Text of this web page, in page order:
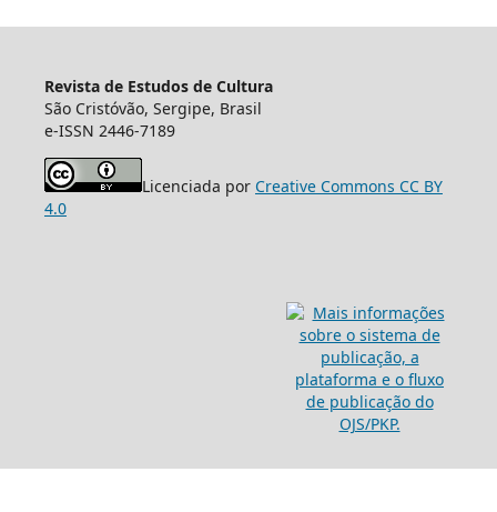
Revista de Estudos de Cultura
São Cristóvão, Sergipe, Brasil
e-ISSN 2446-7189
Licenciada por Creative Commons CC BY
4.0